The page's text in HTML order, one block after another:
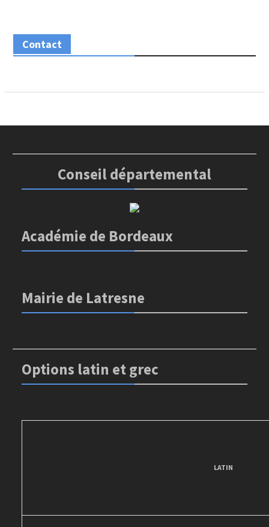
Contact
Conseil départemental
Académie de Bordeaux
Mairie de Latresne
Options latin et grec
LATIN